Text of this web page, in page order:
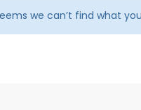
we can’t find what